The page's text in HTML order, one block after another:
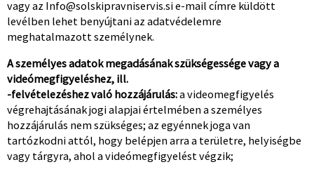
vagy az Info@solskipravniservis.sie-mail címre küldött
levélben lehet benyújtani az adatvédelemre
meghatalmazott személynek.
A személyes adatok megadásának szükségessége vagy a
videómegfigyeléshez, ill.
-felvételezéshez való hozzájárulás:a videomegfigyelés
végrehajtásának jogi alapjai értelmében a személyes
hozzájárulás nem szükséges; az egyénnek joga van
tartózkodni attól, hogy belépjen arra a területre, helyiségbe
vagy tárgyra, ahol a videómegfigyelést végzik;